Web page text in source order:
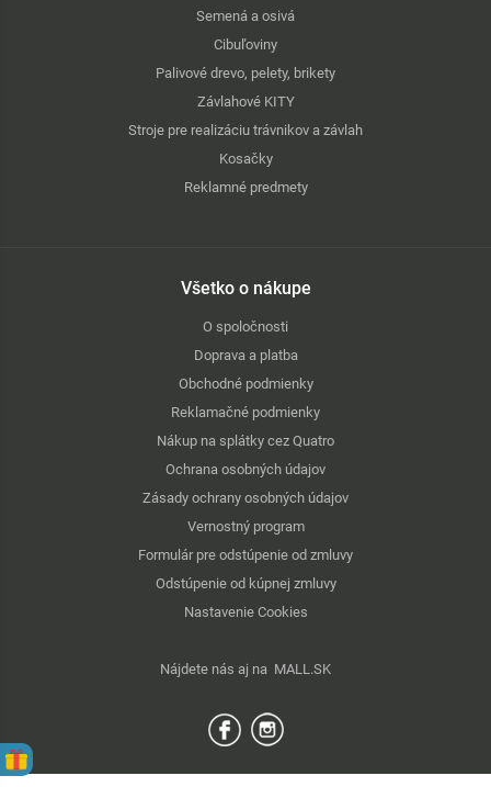
Semená a osivá
Cibuľoviny
Palivové drevo, pelety, brikety
Závlahové KITY
Stroje pre realizáciu trávnikov a závlah
Kosačky
Reklamné predmety
Všetko o nákupe
O spoločnosti
Doprava a platba
Obchodné podmienky
Reklamačné podmienky
Nákup na splátky cez Quatro
Ochrana osobných údajov
Zásady ochrany osobných údajov
Vernostný program
Formulár pre odstúpenie od zmluvy
Odstúpenie od kúpnej zmluvy
Nastavenie Cookies
Nájdete nás aj na MALL.SK